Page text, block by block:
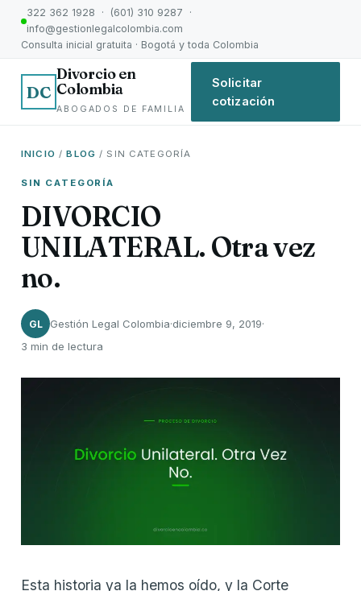
322 362 1928 · (601) 310 9287 ·
info@gestionlegalcolombia.com
Consulta inicial gratuita · Bogotá y toda Colombia
DC
Divorcio en
Colombia
ABOGADOS DE FAMILIA
Solicitar
cotización
INICIO /BLOG / SIN CATEGORÍA
SIN CATEGORÍA
DIVORCIO
UNILATERAL. Otra vez
no.
GL Gestión Legal Colombia·diciembre 9, 2019·
3 min de lectura
Esta historia ya la hemos oído, y la Corte